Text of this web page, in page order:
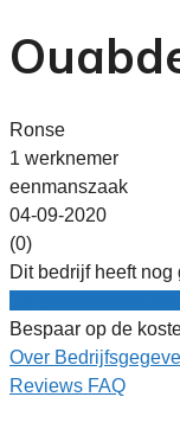
Ronse
1 werknemer
eenmanszaak
04-09-2020
(0)
Dit bedrijf heeft
Bespaar op de
Over
Reviews FAQ